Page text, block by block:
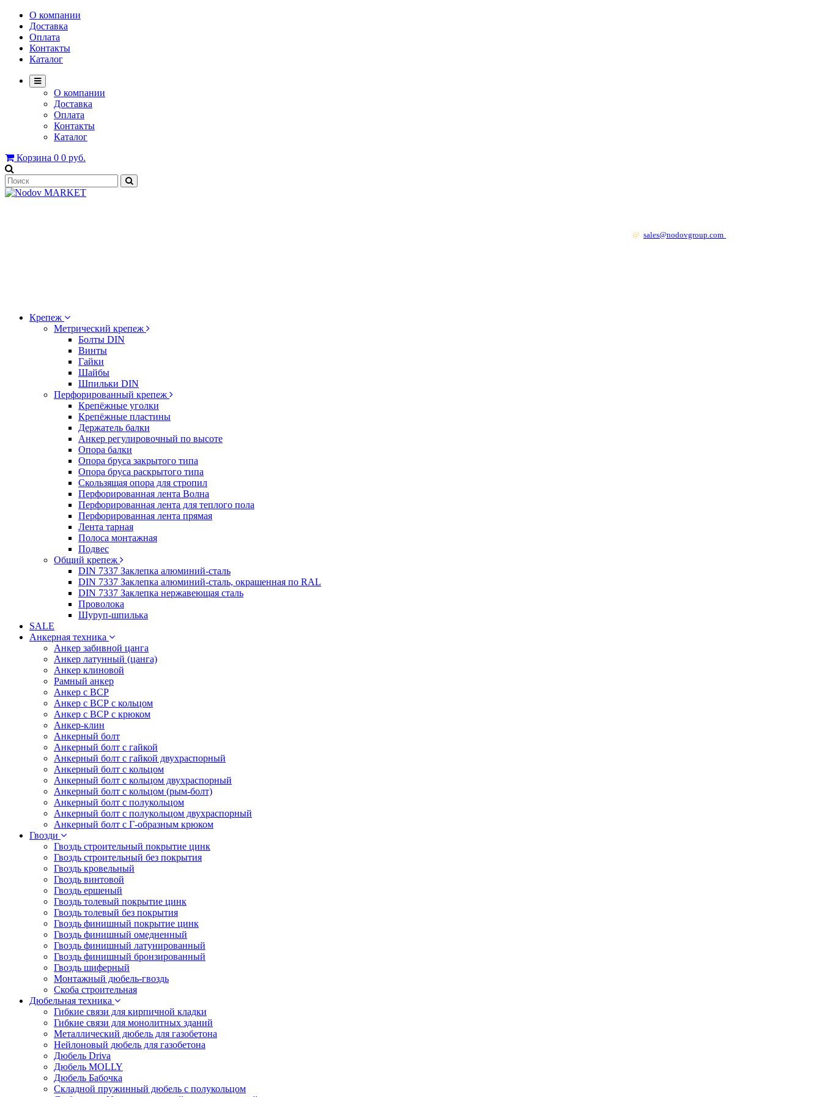
О компании
Доставка
Оплата
Контакты
Каталог
О компании
Доставка
Оплата
Контакты
Каталог
Корзина 0 0 руб.
@ sales@nodovgroup.com
Крепеж
Метрический крепеж
Болты DIN
Винты
Гайки
Шайбы
Шпильки DIN
Перфорированный крепеж
Крепёжные уголки
Крепёжные пластины
Держатель балки
Анкер регулировочный по высоте
Опора балки
Опора бруса закрытого типа
Опора бруса раскрытого типа
Скользящая опора для стропил
Перфорированная лента Волна
Перфорированная лента для теплого пола
Перфорированная лента прямая
Лента тарная
Полоса монтажная
Подвес
Общий крепеж
DIN 7337 Заклепка алюминий-сталь
DIN 7337 Заклепка алюминий-сталь, окрашенная по RAL
DIN 7337 Заклепка нержавеющая сталь
Проволока
Шуруп-шпилька
SALE
Анкерная техника
Анкер забивной цанга
Анкер латунный (цанга)
Анкер клиновой
Рамный анкер
Анкер с ВСР
Анкер с ВСР с кольцом
Анкер с ВСР с крюком
Анкер-клин
Анкерный болт
Анкерный болт с гайкой
Анкерный болт с гайкой двухраспорный
Анкерный болт с кольцом
Анкерный болт с кольцом двухраспорный
Анкерный болт с кольцом (рым-болт)
Анкерный болт с полукольцом
Анкерный болт с полукольцом двухраспорный
Анкерный болт с Г-образным крюком
Гвозди
Гвоздь строительный покрытие цинк
Гвоздь строительный без покрытия
Гвоздь кровельный
Гвоздь винтовой
Гвоздь ершеный
Гвоздь толевый покрытие цинк
Гвоздь толевый без покрытия
Гвоздь финишный покрытие цинк
Гвоздь финишный омедненный
Гвоздь финишный латунированный
Гвоздь финишный бронзированный
Гвоздь шиферный
Монтажный дюбель-гвоздь
Скоба строительная
Дюбельная техника
Гибкие связи для кирпичной кладки
Гибкие связи для монолитных зданий
Металлический дюбель для газобетона
Нейлоновый дюбель для газобетона
Дюбель Driva
Дюбель MOLLY
Дюбель Бабочка
Складной пружинный дюбель с полукольцом